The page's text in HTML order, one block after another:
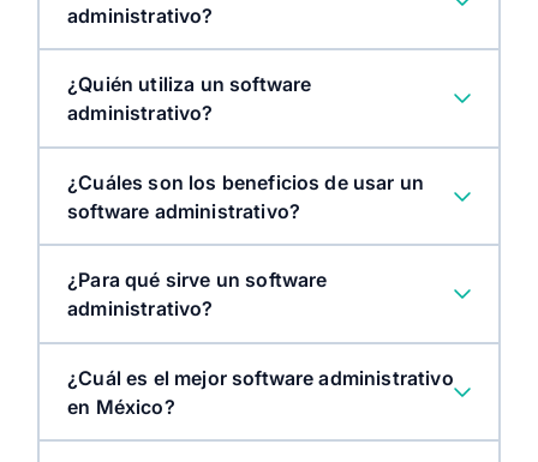
administrativo?
¿Quién utiliza un software
administrativo?
¿Cuáles son los beneficios de usar un
software administrativo?
¿Para qué sirve un software
administrativo?
¿Cuál es el mejor software administrativo
en México?